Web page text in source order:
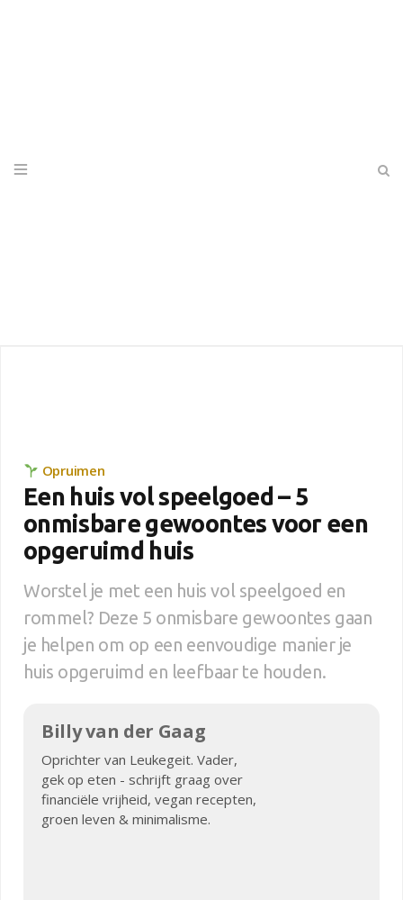
Opruimen
Een huis vol speelgoed – 5
onmisbare gewoontes voor een
opgeruimd huis
Worstel je met een huis vol speelgoed en
rommel? Deze 5 onmisbare gewoontes gaan
je helpen om op een eenvoudige manier je
huis opgeruimd en leefbaar te houden.
Billy van der Gaag
Oprichter van Leukegeit. Vader,
gek op eten - schrijft graag over
financiële vrijheid, vegan recepten,
groen leven & minimalisme.